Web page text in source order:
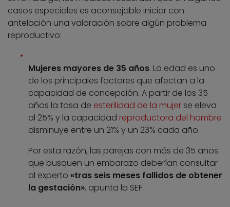
casos especiales es aconsejable iniciar con
antelación una valoración sobre algún problema
reproductivo:
Mujeres mayores de 35 años. La edad es uno
de los principales factores que afectan a la
capacidad de concepción. A partir de los 35
años la tasa de esterilidad de la mujer se eleva
al 25% y la capacidad reproductora del hombre
disminuye entre un 21% y un 23% cada año.
Por esta razón, las parejas con más de 35 años
que busquen un embarazo deberían consultar
al experto «tras seis meses fallidos de obtener
la gestación», apunta la SEF.